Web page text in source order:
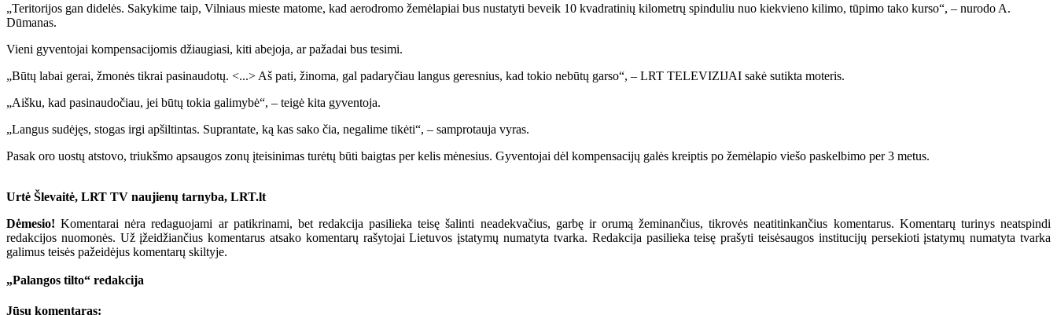
„Teritorijos gan didelės. Sakykime taip, Vilniaus mieste matome, kad aerodromo žemėlapiai bus nustatyti beveik 10 kvadratinių kilometrų spinduliu nuo kiekvieno kilimo, tūpimo tako kurso“, – nurodo A.
Dūmanas.
Vieni gyventojai kompensacijomis džiaugiasi, kiti abejoja, ar pažadai bus tesimi.
„Būtų labai gerai, žmonės tikrai pasinaudotų. <...> Aš pati, žinoma, gal padaryčiau langus geresnius, kad tokio nebūtų garso“, – LRT TELEVIZIJAI sakė sutikta moteris.
„Aišku, kad pasinaudočiau, jei būtų tokia galimybė“, – teigė kita gyventoja.
„Langus sudėjęs, stogas irgi apšiltintas. Suprantate, ką kas sako čia, negalime tikėti“, – samprotauja vyras.
Pasak oro uostų atstovo, triukšmo apsaugos zonų įteisinimas turėtų būti baigtas per kelis mėnesius. Gyventojai dėl kompensacijų galės kreiptis po žemėlapio viešo paskelbimo per 3 metus.
Urtė Šlevaitė, LRT TV naujienų tarnyba, LRT.lt
Dėmesio! Komentarai nėra redaguojami ar patikrinami, bet redakcija pasilieka teisę šalinti neadekvačius, garbę ir orumą žeminančius, tikrovės neatitinkančius komentarus. Komentarų turinys neatspindi
redakcijos nuomonės. Už įžeidžiančius komentarus atsako komentarų rašytojai Lietuvos įstatymų numatyta tvarka. Redakcija pasilieka teisę prašyti teisėsaugos institucijų persekioti įstatymų numatyta tvarka
galimus teisės pažeidėjus komentarų skiltyje.
„Palangos tilto“ redakcija
Jūsų komentaras: